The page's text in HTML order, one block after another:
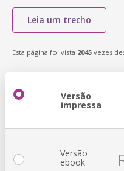
Leia um trecho
Esta página foi vista 2045 vezes
Versão
impressa
Versão
ebook